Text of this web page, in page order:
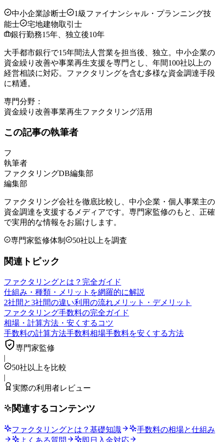
中小企業診断士
1級ファイナンシャル・プランニング技
能士
宅地建物取引士
銀行勤務15年、独立後10年
大手都市銀行で15年間法人営業を担当後、独立。中小企業の
資金繰り改善や事業再生支援を専門とし、年間100社以上の
経営相談に対応。ファクタリングを含む多様な資金調達手段
に精通。
専門分野：
資金繰り改善事業再生ファクタリング活用
この記事の執筆者
フ
執筆者
ファクタリングDB編集部
編集部
ファクタリング会社を徹底比較し、中小企業・個人事業主の
資金調達を支援するメディアです。専門家監修のもと、正確
で実用的な情報をお届けします。
専門家監修体制 50社以上を調査
関連トピック
ファクタリングとは？完全ガイド
仕組み・種類・メリットを網羅的に解説
2社間と3社間の違い利用の流れ メリット・デメリット
ファクタリング手数料の完全ガイド
相場・計算方法・安くするコツ
手数料の計算方法手数料相場手数料を安くする方法
専門家監修
|
50社以上を比較
|
実際の利用者レビュー
関連するコンテンツ
ファクタリングとは？基礎知識
手数料の相場と仕組み
よくある質問
即日入金対応